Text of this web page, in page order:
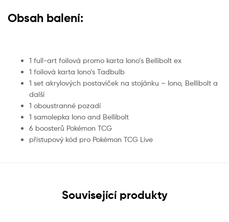
Obsah balení:
1 full-art foilová promo karta Iono’s Bellibolt ex
1 foilová karta Iono’s Tadbulb
1 set akrylových postaviček na stojánku – Iono, Bellibolt a
další
1 oboustranné pozadí
1 samolepka Iono and Bellibolt
6 boosterů Pokémon TCG
přístupový kód pro Pokémon TCG Live
Související produkty